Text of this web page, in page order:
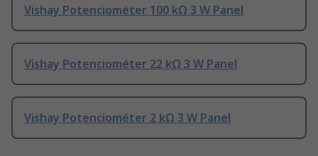
Vishay Potenciométer 100 kΩ 3 W Panel
Vishay Potenciométer 22 kΩ 3 W Panel
Vishay Potenciométer 2 kΩ 3 W Panel